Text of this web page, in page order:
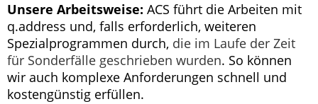
Unsere Arbeitsweise: ACS führt die Arbeiten mit
q.address und, falls erforderlich, weiteren
Spezialprogrammen durch, die im Laufe der Zeit
für Sonderfälle geschrieben wurden. So können
wir auch komplexe Anforderungen schnell und
kostengünstig erfüllen.